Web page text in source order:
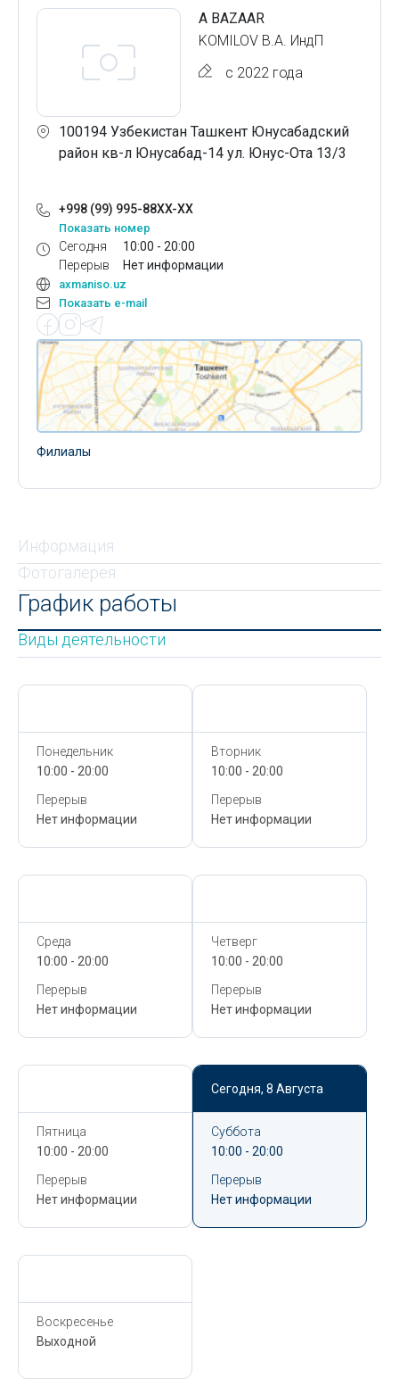
A BAZAAR
KOMILOV B.A. ИндП
с 2022 года
100194 Узбекистан Ташкент Юнусабадский
район кв-л Юнусабад-14 ул. Юнус-Ота 13/3
+998 (99) 995-88XX-XX
Показать номер
Сегодня
Перерыв
10:00 - 20:00
Нет информации
axmaniso.uz
Показать e-mail
Филиалы
Информация
Фотогалерея
График работы
Виды деятельности
Понедельник
10:00 - 20:00
Перерыв
Нет информации
Вторник
10:00 - 20:00
Перерыв
Нет информации
Среда
10:00 - 20:00
Перерыв
Нет информации
Четверг
10:00 - 20:00
Перерыв
Нет информации
Пятница
10:00 - 20:00
Перерыв
Нет информации
Сегодня, 8 Августа
Суббота
10:00 - 20:00
Перерыв
Нет информации
Воскресенье
Выходной